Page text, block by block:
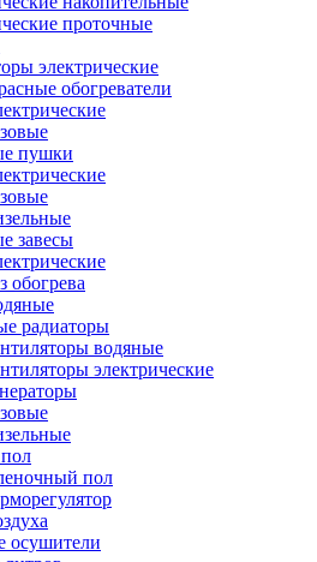
проточные
электрические
обогреватели
пушки
завесы
обогрева
радиаторы
водяные
электрические
пол
осушители